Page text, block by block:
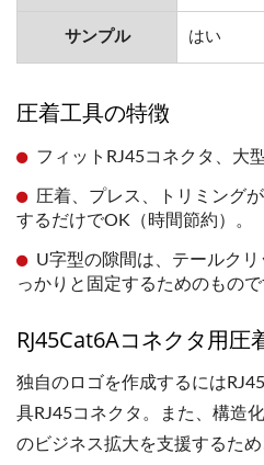
サンプル はい
圧着工具の特徴
フィットRJ45コネクタ、大
圧着、プレス、トリミング
するだけでOK（時間節約）。
U字型の隙間は、テールク
っかりと固定するためのもので
RJ45Cat6Aコネクタ用
独自のロゴを作成するには
具RJ45コネクタ。また、構造
のビジネス拡大を支援するた